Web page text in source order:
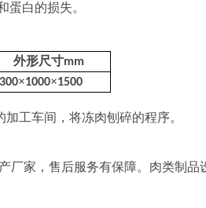
蛋白的损失。
外形尺寸mm
×1000×1500
工车间，将冻肉刨碎的程序。
厂家，售后服务有保障。肉类制品